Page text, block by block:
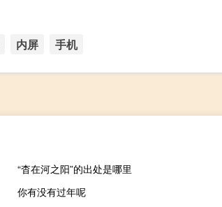
内屏 手机
“杳在河之阳”的出处是哪里
你有没有过年呢